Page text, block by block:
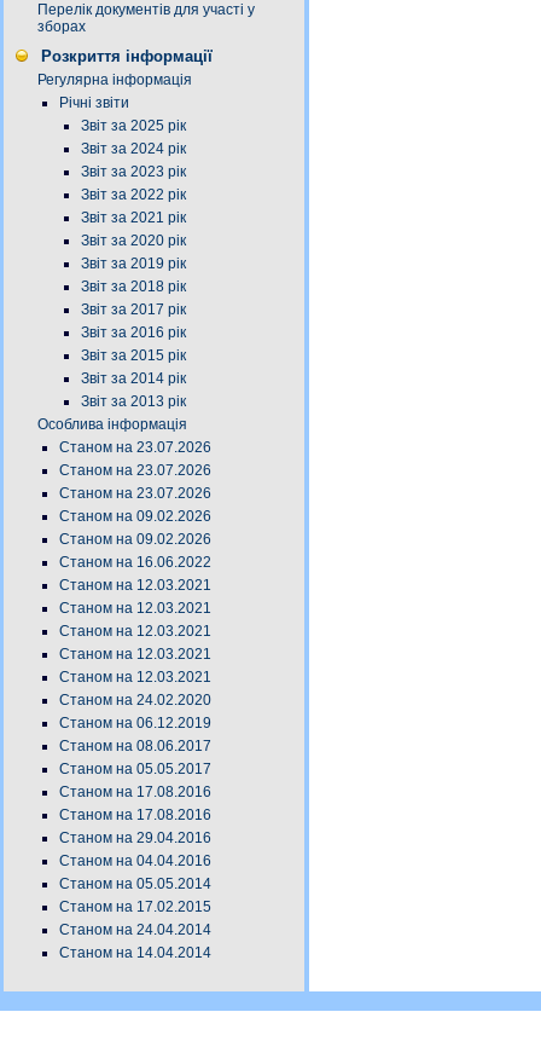
Перелік документів для участі у
зборах
Розкриття інформації
Регулярна інформація
Річні звіти
Звіт за 2025 рік
Звіт за 2024 рік
Звіт за 2023 рік
Звіт за 2022 рік
Звіт за 2021 рік
Звіт за 2020 рік
Звіт за 2019 рік
Звіт за 2018 рік
Звіт за 2017 рік
Звіт за 2016 рік
Звіт за 2015 рік
Звіт за 2014 рік
Звіт за 2013 рік
Особлива інформація
Станом на 23.07.2026
Станом на 23.07.2026
Станом на 23.07.2026
Станом на 09.02.2026
Станом на 09.02.2026
Станом на 16.06.2022
Станом на 12.03.2021
Станом на 12.03.2021
Станом на 12.03.2021
Станом на 12.03.2021
Станом на 12.03.2021
Станом на 24.02.2020
Станом на 06.12.2019
Станом на 08.06.2017
Станом на 05.05.2017
Станом на 17.08.2016
Станом на 17.08.2016
Станом на 29.04.2016
Станом на 04.04.2016
Станом на 05.05.2014
Станом на 17.02.2015
Станом на 24.04.2014
Станом на 14.04.2014